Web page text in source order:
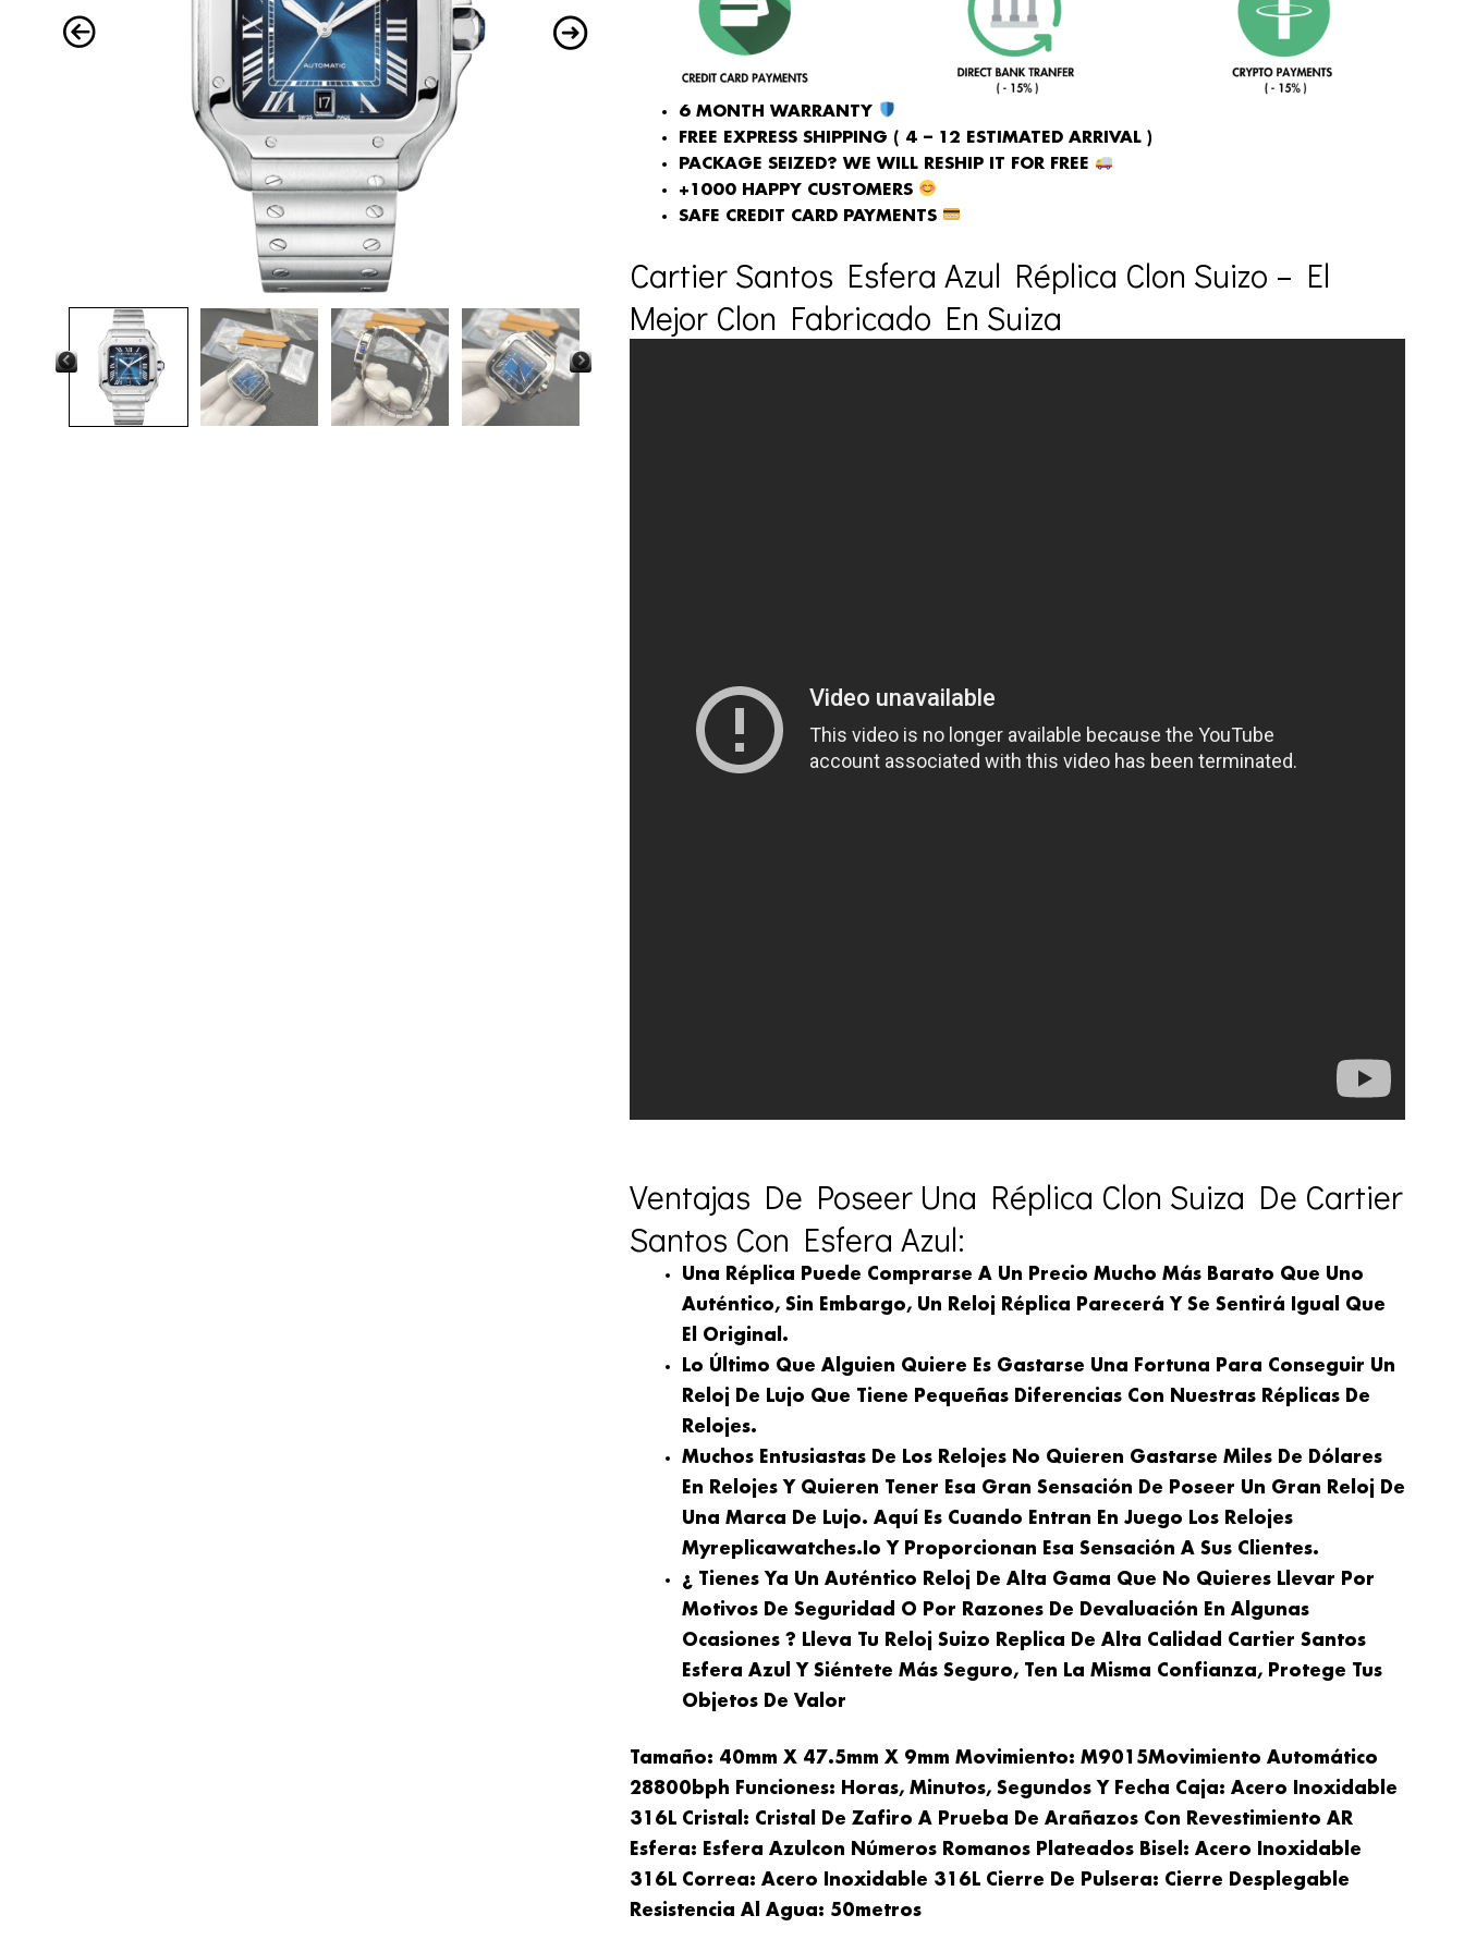
6 MONTH WARRANTY
FREE EXPRESS SHIPPING ( 4 – 12 ESTIMATED ARRIVAL )
PACKAGE SEIZED? WE WILL RESHIP IT FOR FREE
+1000 HAPPY CUSTOMERS
SAFE CREDIT CARD PAYMENTS
Cartier Santos Esfera Azul Réplica Clon Suizo – El
Mejor Clon Fabricado En Suiza
Ventajas De Poseer Una Réplica Clon Suiza De Cartier
Santos Con Esfera Azul:
Una Réplica Puede Comprarse A Un Precio Mucho Más Barato Que Uno
Auténtico, Sin Embargo, Un Reloj Réplica Parecerá Y Se Sentirá Igual Que
El Original.
Lo Último Que Alguien Quiere Es Gastarse Una Fortuna Para Conseguir Un
Reloj De Lujo Que Tiene Pequeñas Diferencias Con Nuestras Réplicas De
Relojes.
Muchos Entusiastas De Los Relojes No Quieren Gastarse Miles De Dólares
En Relojes Y Quieren Tener Esa Gran Sensación De Poseer Un Gran Reloj De
Una Marca De Lujo. Aquí Es Cuando Entran En Juego Los Relojes
Myreplicawatches.io Y Proporcionan Esa Sensación A Sus Clientes.
¿ Tienes Ya Un Auténtico Reloj De Alta Gama Que No Quieres Llevar Por
Motivos De Seguridad O Por Razones De Devaluación En Algunas
Ocasiones ? Lleva Tu Reloj Suizo Replica De Alta Calidad Cartier Santos
Esfera Azul Y Siéntete Más Seguro, Ten La Misma Confianza, Protege Tus
Objetos De Valor
Tamaño: 40mm X 47.5mm X 9mm Movimiento: M9015Movimiento Automático
28800bph Funciones: Horas, Minutos, Segundos Y Fecha Caja: Acero Inoxidable
316L Cristal: Cristal De Zafiro A Prueba De Arañazos Con Revestimiento AR
Esfera: Esfera AzulCon Números Romanos Plateados Bisel: Acero Inoxidable
316LCorrea: Acero Inoxidable 316L Cierre De Pulsera: Cierre Desplegable
Resistencia Al Agua: 50Metros